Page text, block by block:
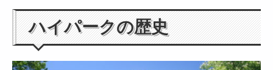
ハイパークの歴史